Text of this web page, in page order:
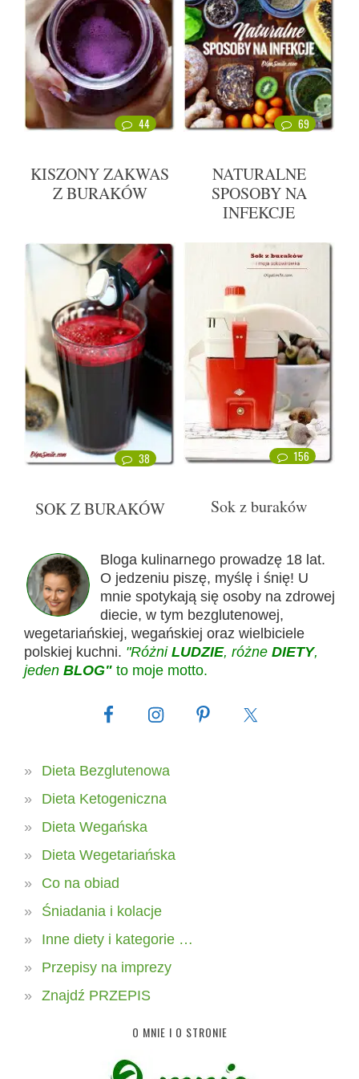
44
KISZONY ZAKWAS
Z BURAKÓW
69
NATURALNE
SPOSOBY NA
INFEKCJE
38
SOK Z BURAKÓW
156
Sok z buraków
Bloga kulinarnego prowadzę 18 lat.
O jedzeniu piszę, myślę i śnię! U
mnie spotykają się osoby na zdrowej
diecie, w tym bezglutenowej,
wegetariańskiej, wegańskiej oraz wielbiciele
polskiej kuchni. "Różni LUDZIE, różne DIETY,
jeden BLOG" to moje motto.
Dieta Bezglutenowa
Dieta Ketogeniczna
Dieta Wegańska
Dieta Wegetariańska
Co na obiad
Śniadania i kolacje
Inne diety i kategorie …
Przepisy na imprezy
Znajdź PRZEPIS
O MNIE I O STRONIE